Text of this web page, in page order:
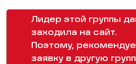
Лидер этой группы
заходила на сайт.
Поэтому,
заявку в другую